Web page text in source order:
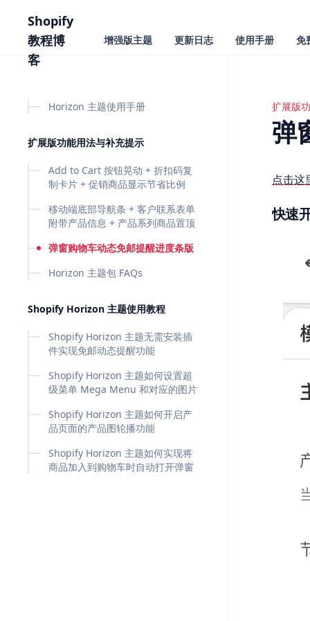
要内容Shopify
教程博
客
增强版主题 更新日志 使用手册 免
Horizon 主题使用手册
扩展版功能用法与补充提示
Add to Cart 按钮晃动 + 折扣码复
制卡片 + 促销商品显示节省比例
移动端底部导航条 + 客户联系表单
附带产品信息 + 产品系列商品置顶
弹窗购物车动态免邮提醒进度条版
Horizon 主题包 FAQs
Shopify Horizon 主题使用教程
Shopify Horizon 主题无需安装插
件实现免邮动态提醒功能
Shopify Horizon 主题如何设置超
级菜单 Mega Menu 和对应的图片
Shopify Horizon 主题如何开启产
品页面的产品图轮播功能
Shopify Horizon 主题如何实现将
商品加入到购物车时自动打开弹窗
弹窗购
扩展版
弹
点击这
快速